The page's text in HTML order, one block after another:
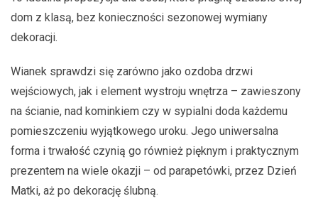
dom z klasą, bez konieczności sezonowej wymiany
dekoracji.
Wianek sprawdzi się zarówno jako ozdoba drzwi
wejściowych, jak i element wystroju wnętrza – zawieszony
na ścianie, nad kominkiem czy w sypialni doda każdemu
pomieszczeniu wyjątkowego uroku. Jego uniwersalna
forma i trwałość czynią go również pięknym i praktycznym
prezentem na wiele okazji – od parapetówki, przez Dzień
Matki, aż po dekorację ślubną.